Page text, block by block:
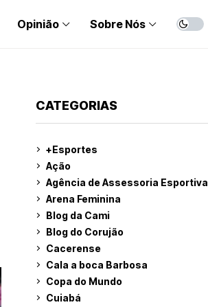
Opinião Sobre Nós
CATEGORIAS
+Esportes
Ação
Agência de Assessoria Esportiva
Arena Feminina
Blog da Cami
Blog do Corujão
Cacerense
Cala a boca Barbosa
Copa do Mundo
Cuiabá